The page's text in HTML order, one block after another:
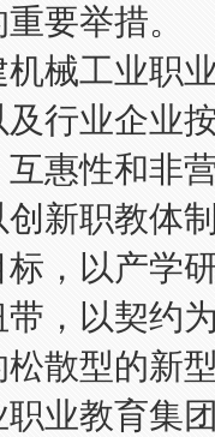
要举措。
工业职业
行业企业
惠性和非
新职教体
，以产学
，以契约
散型的新
教育集团